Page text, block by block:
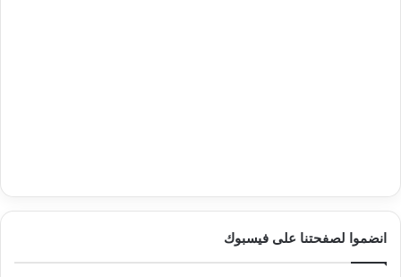
انضموا لصفحتنا على فيسبوك